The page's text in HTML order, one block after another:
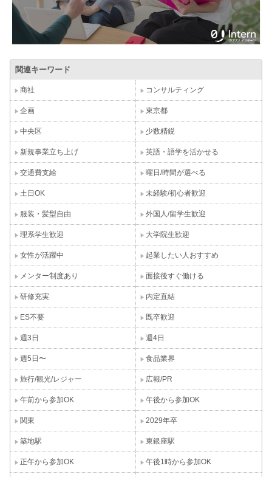
関連キーワード
商社 コンサルティング
企画 東京都
中央区 少数精鋭
新規事業立ち上げ 英語・語学を活かせる
交通費支給 曜日/時間が選べる
土日OK 未経験/初心者歓迎
服装・髪型自由 外国人/留学生歓迎
理系学生歓迎 大学院生歓迎
女性が活躍中 起業したい人おすすめ
メンター制度あり 面接後すぐ働ける
研修充実 内定直結
ES不要 既卒歓迎
週3日 週4日
週5日〜 食品業界
旅行/観光/レジャー 広報/PR
午前から参加OK 午後から参加OK
関東 2029年卒
築地駅 東銀座駅
正午から参加OK 午後1時から参加OK